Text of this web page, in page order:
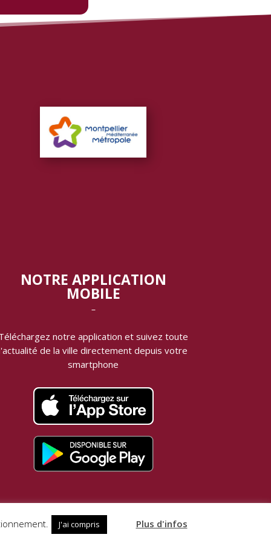
NOTRE APPLICATION
MOBILE
‾
notre application et suivez toute
de la ville directement depuis votre
smartphone
J'ai compris Plus d'infos